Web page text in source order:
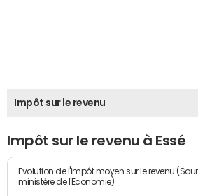
Impôt sur le revenu
Impôt sur le revenu à Essé
Evolution de l'impôt moyen sur le revenu
ministère de l'Economie)